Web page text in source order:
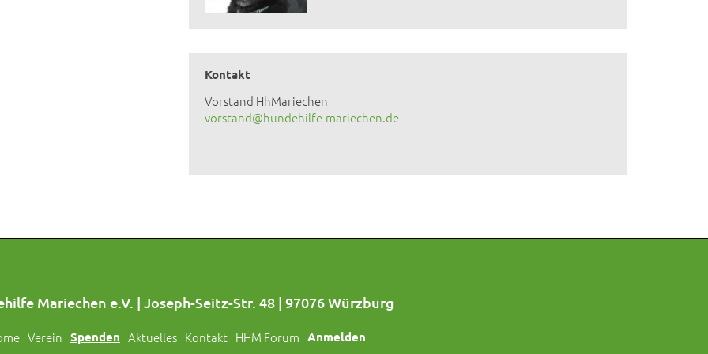
Kontakt
Vorstand HhMariechen
vorstand@hundehilfe-mariechen.de
Mariechen e.V. | Joseph-Seitz-Str. 48 | 97076 Würzburg
Verein Spenden Aktuelles Kontakt HHM Forum Anmelden